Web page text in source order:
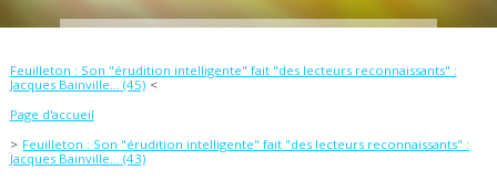
Feuilleton : Son "érudition intelligente" fait "des lecteurs reconnaissants" :
Jacques Bainville... (45)
Page d'accueil
Feuilleton : Son "érudition intelligente" fait "des lecteurs reconnaissants" :
Jacques Bainville... (43)